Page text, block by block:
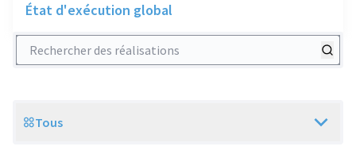
État d'exécution global
Rechercher des réalisations
Scope
Tous